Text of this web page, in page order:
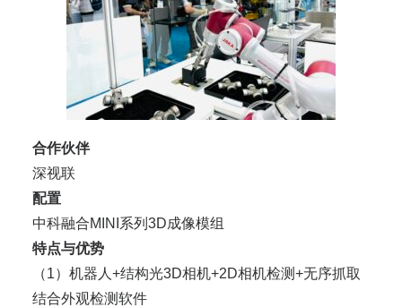
合作伙伴
深视联
配置
中科融合MINI系列3D成像模组
特点与优势
（1）机器人+结构光3D相机+2D相机检测+无序抓取
结合外观检测软件